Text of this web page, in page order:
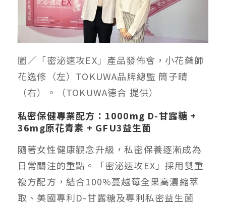
圖／「密泌速攻EX」產品發佈會，小花藥師
花逸修（左）TOKUWA品牌總監 簡子晴
（右）。（TOKUWA德合 提供）
私密保健專業配方：1000mg D-甘露糖 +
36mg原花青素 + GFU3益生菌
隨著女性健康觀念升級，私密保養逐漸成為
日常關注的重點。「密泌速攻EX」採用雙重
複方配方，結合100%蔓越莓全果高濃縮萃
取、美國專利D-甘露糖及專利私密益生菌